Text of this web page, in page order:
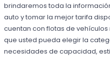
brindaremos toda la
auto y tomar la mejor tarifa
cuentan con flotas de
que usted pueda elegir la
necesidades de capacidad,